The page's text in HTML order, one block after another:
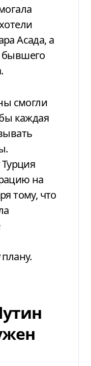
Асада, а
бывшего
смогли
каждая
на
тому, что